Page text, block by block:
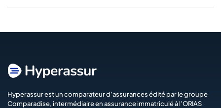
Hyperassur est un comparateur d’assurances édité par le groupe
Comparadise, intermédiaire en assurance immatriculé à l’ORIAS